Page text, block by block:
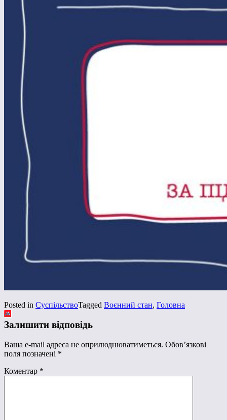
Posted in СуспільствоTagged Воєнний стан, Головна
Залишити відповідь
Ваша e-mail адреса не оприлюднюватиметься. Обов’язкові
поля позначені *
Коментар *